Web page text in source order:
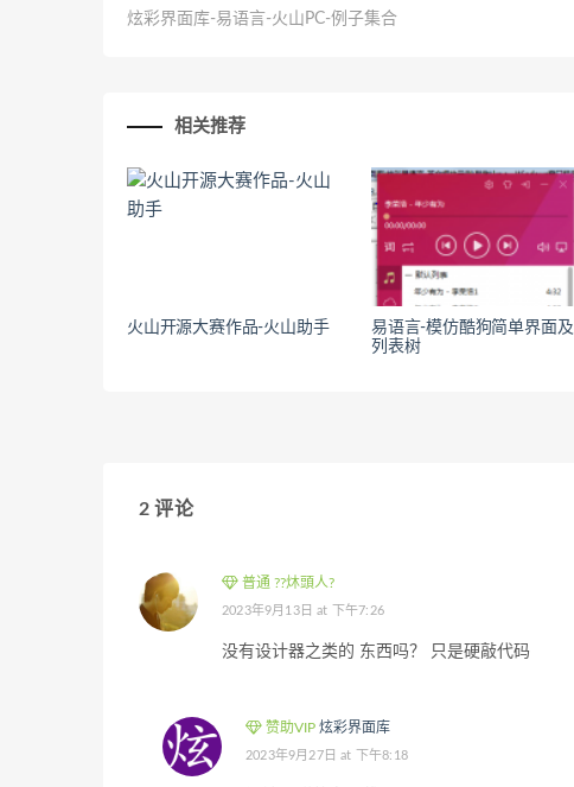
炫彩界面库-易语言-火山PC-例子集合
相关推荐
火山开源大赛作品-火山助手
易语言-模仿酷狗简单界面及
列表树
2 评论
普通 ??炑頭人?
2023年9月13日 at 下午7:26
没有设计器之类的 东西吗？ 只是硬敲代码
赞助VIP 炫彩界面库
2023年9月27日 at 下午8:18